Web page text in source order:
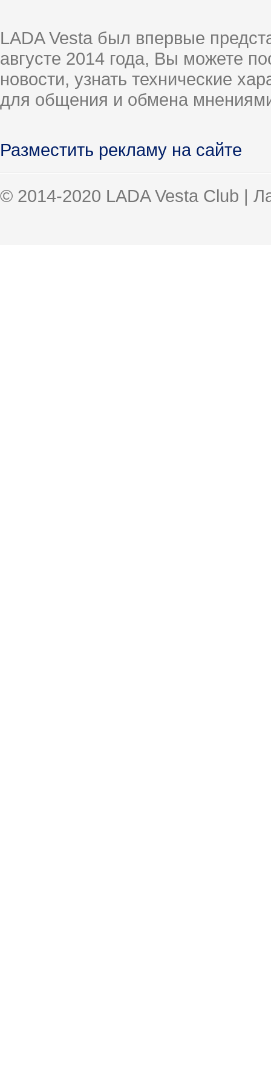
LADA Vesta был впервые
августе 2014 года, Вы можете
новости, узнать технические
для общения и обмена
Разместить рекламу на сайте
© 2014-2020 LADA Vesta Club |